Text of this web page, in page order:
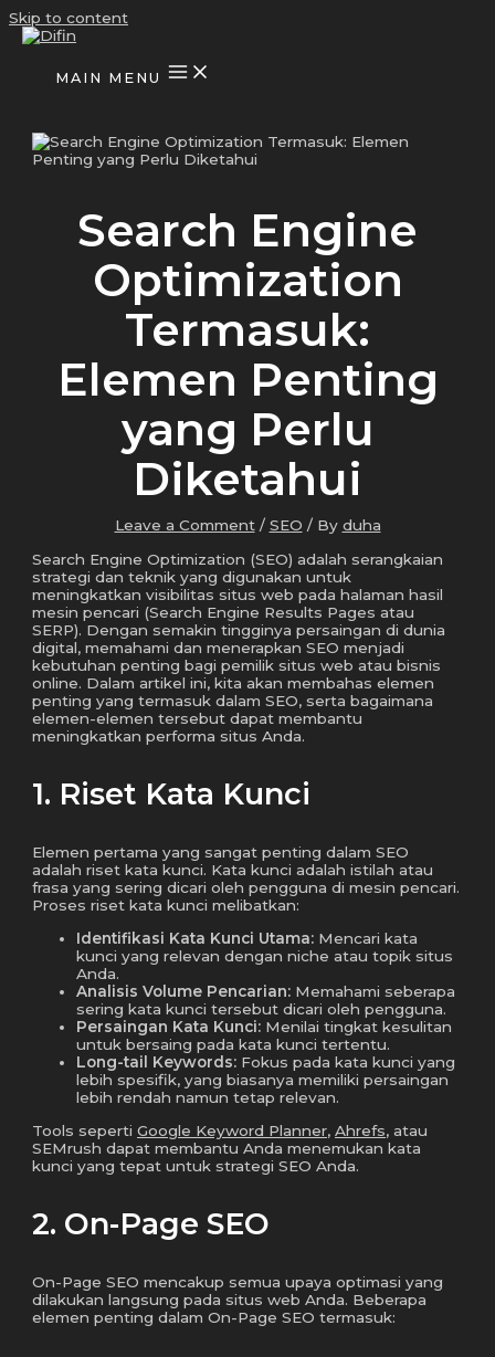
Skip to content
MAIN MENU
Search Engine
Optimization
Termasuk:
Elemen Penting
yang Perlu
Diketahui
Leave a Comment / SEO / By duha
Search Engine Optimization (SEO) adalah serangkaian
strategi dan teknik yang digunakan untuk
meningkatkan visibilitas situs web pada halaman hasil
mesin pencari (Search Engine Results Pages atau
SERP). Dengan semakin tingginya persaingan di dunia
digital, memahami dan menerapkan SEO menjadi
kebutuhan penting bagi pemilik situs web atau bisnis
online. Dalam artikel ini, kita akan membahas elemen
penting yang termasuk dalam SEO, serta bagaimana
elemen-elemen tersebut dapat membantu
meningkatkan performa situs Anda.
1. Riset Kata Kunci
Elemen pertama yang sangat penting dalam SEO
adalah riset kata kunci. Kata kunci adalah istilah atau
frasa yang sering dicari oleh pengguna di mesin pencari.
Proses riset kata kunci melibatkan:
Identifikasi Kata Kunci Utama: Mencari kata
kunci yang relevan dengan niche atau topik situs
Anda.
Analisis Volume Pencarian: Memahami seberapa
sering kata kunci tersebut dicari oleh pengguna.
Persaingan Kata Kunci: Menilai tingkat kesulitan
untuk bersaing pada kata kunci tertentu.
Long-tail Keywords: Fokus pada kata kunci yang
lebih spesifik, yang biasanya memiliki persaingan
lebih rendah namun tetap relevan.
Tools sepertiGoogle Keyword Planner,Ahrefs, atau
SEMrush dapat membantu Anda menemukan kata
kunci yang tepat untuk strategi SEO Anda.
2. On-Page SEO
On-Page SEO mencakup semua upaya optimasi yang
dilakukan langsung pada situs web Anda. Beberapa
elemen penting dalam On-Page SEO termasuk: